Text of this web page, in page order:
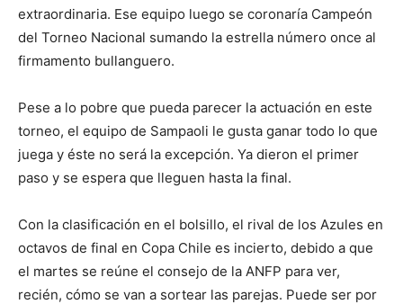
extraordinaria. Ese equipo luego se coronaría Campeón
del Torneo Nacional sumando la estrella número once al
firmamento bullanguero.
Pese a lo pobre que pueda parecer la actuación en este
torneo, el equipo de Sampaoli le gusta ganar todo lo que
juega y éste no será la excepción. Ya dieron el primer
paso y se espera que lleguen hasta la final.
Con la clasificación en el bolsillo, el rival de los Azules en
octavos de final en Copa Chile es incierto, debido a que
el martes se reúne el consejo de la ANFP para ver,
recién, cómo se van a sortear las parejas. Puede ser por